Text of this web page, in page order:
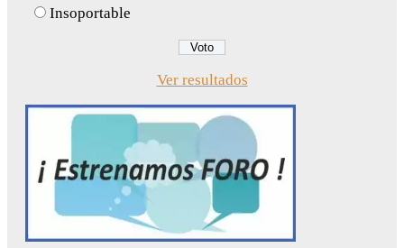
Insoportable
Ver resultados